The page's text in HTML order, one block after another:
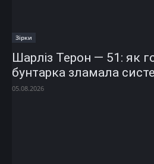
Зірки
Шарліз Терон — 51: як
бунтарка зламала
05.08.2026